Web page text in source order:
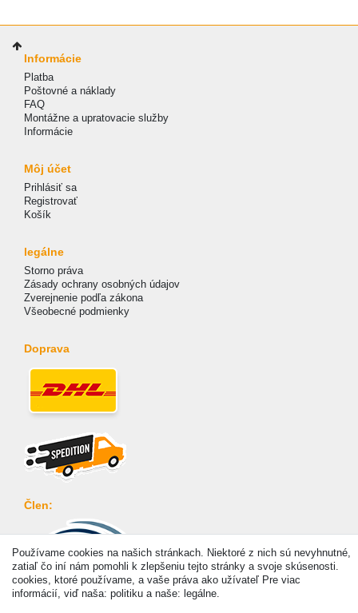
Informácie
Platba
Poštovné a náklady
FAQ
Montážne a upratovacie služby
Informácie
Môj účet
Prihlásiť sa
Registrovať
Košík
legálne
Storno práva
Zásady ochrany osobných údajov
Zverejnenie podľa zákona
Všeobecné podmienky
Doprava
Člen:
Platba
Používame cookies na našich stránkach. Niektoré z nich sú nevyhnutné,
zatiaľ čo iní nám pomohli k zlepšeniu tejto stránky a svoje skúsenosti.
cookies, ktoré používame, a vaše práva ako užívateľ Pre viac
informácií, viď naša: politiku a naše: legálne.